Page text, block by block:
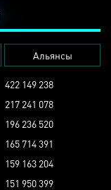
Альянсы
422 149 238
217 241 078
196 236 520
165 714 391
159 163 204
151 950 399